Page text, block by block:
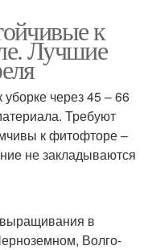
к
Лучшие
через 45 – 66
Требуют
к фитофторе –
не закладываются
в
Волго-